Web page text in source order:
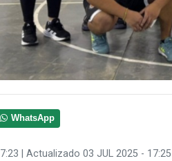
WhatsApp
| Actualizado 03 JUL 2025 - 17:25